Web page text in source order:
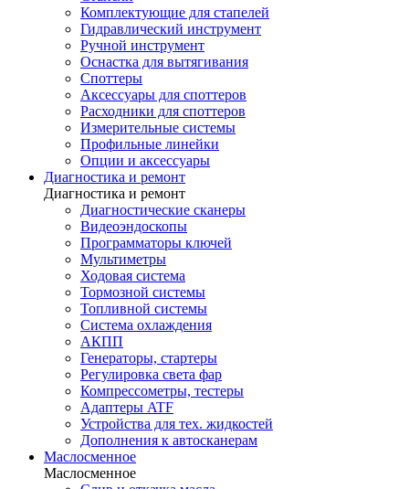
Комплектующие для стапелей
Гидравлический инструмент
Ручной инструмент
Оснастка для вытягивания
Споттеры
Аксессуары для споттеров
Расходники для споттеров
Измерительные системы
Профильные линейки
Опции и аксессуары
Диагностика и ремонт
Диагностика и ремонт
Диагностические сканеры
Видеоэндоскопы
Программаторы ключей
Мультиметры
Ходовая система
Тормозной системы
Топливной системы
Система охлаждения
АКПП
Генераторы, стартеры
Регулировка света фар
Компрессометры, тестеры
Адаптеры ATF
Устройства для тех. жидкостей
Дополнения к автосканерам
Маслосменное
Маслосменное